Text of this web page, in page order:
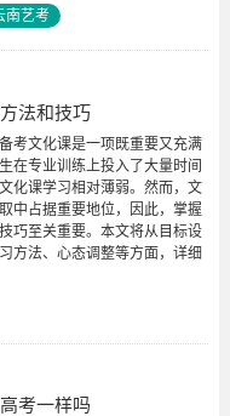
南艺考
法和技巧
考文化课是一项既重要又充满
在专业训练上投入了大量时间
化课学习相对薄弱。然而，文
中占据重要地位，因此，掌握
巧至关重要。本文将从目标设
方法、心态调整等方面，详细
考一样吗